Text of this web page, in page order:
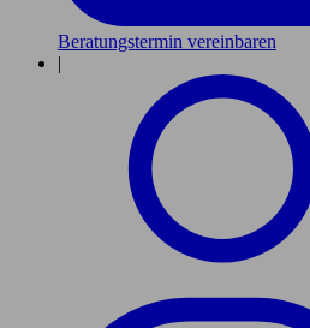
Beratungstermin vereinbaren
|